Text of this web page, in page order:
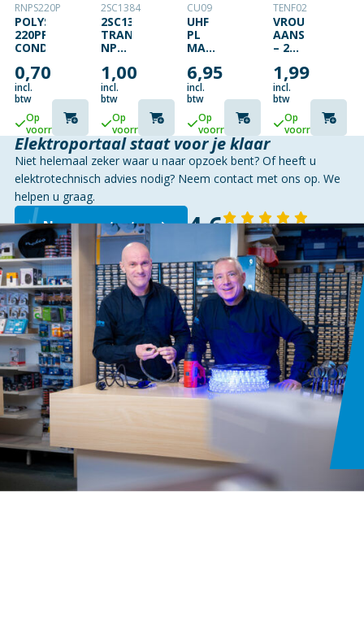
RNPS220P
POLYSTYREEN
220PF
CONDENSATOR
0,70
incl.
btw
Op
voorraad
2SC1384
2SC1384
TRANSISTOR
NPN
0.1A
1,00
incl.
btw
Op
voorraad
CU09
UHF
PL
MALE
F
FEMALE
ADAPTER
6,95
incl.
btw
Op
voorraad
TENF02
VROUWELIJKE
AANSLUITKLEM
– 2
1,99
incl.
btw
Op
voorraad
Elektroportaal staat voor je klaar
Niet helemaal zeker waar u naar opzoek bent? Of heeft u
elektrotechnisch advies nodig? Neem contact met ons op. We
helpen u graag.
Neem contact op 4,6 143 reviews